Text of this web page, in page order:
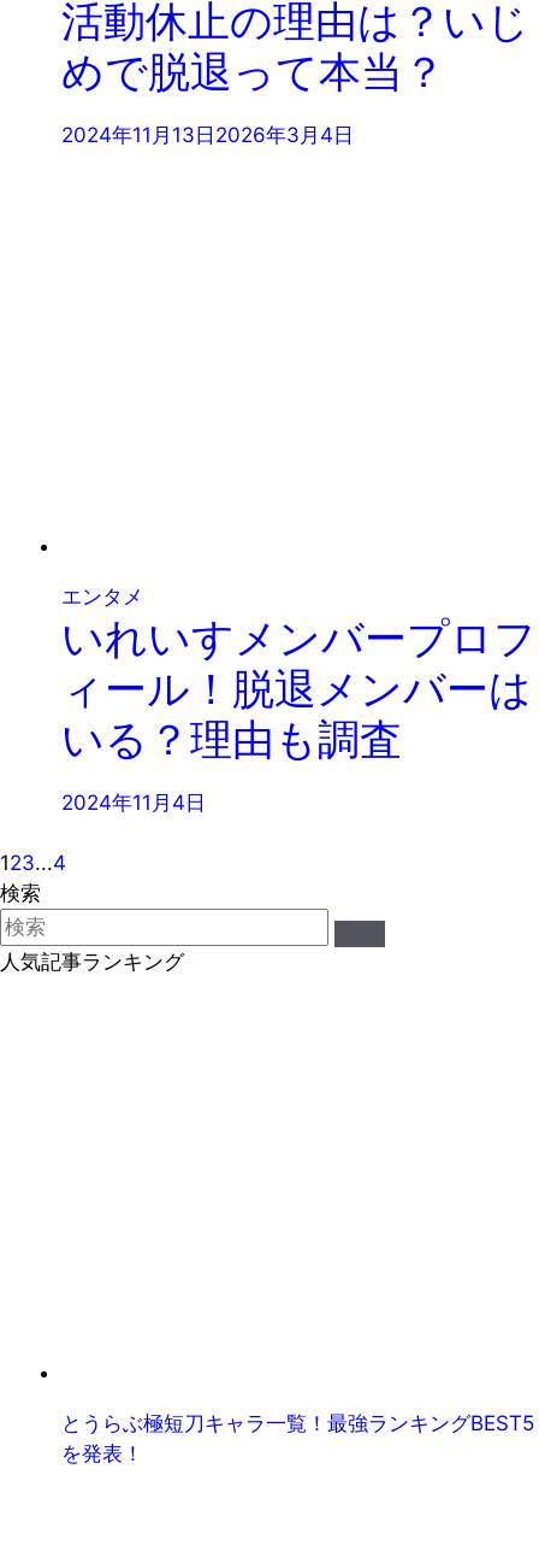
活動休止の理由は？いじ
めで脱退って本当？
2024年11月13日 2026年3月4日
エンタメ
いれいすメンバープロフ
ィール！脱退メンバーは
いる？理由も調査
2024年11月4日
123...4
検索
人気記事ランキング
とうらぶ極短刀キャラ一覧！最強ランキングBEST5
を発表！